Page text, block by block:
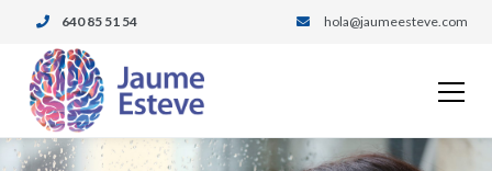
640 85 51 54 hola@jaumeesteve.com